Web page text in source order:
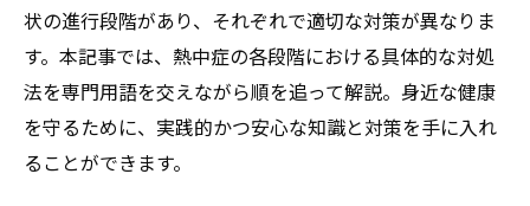
状の進行段階があり、それぞれで適切な対策が異なりま
す。本記事では、熱中症の各段階における具体的な対処
法を専門用語を交えながら順を追って解説。身近な健康
を守るために、実践的かつ安心な知識と対策を手に入れ
ることができます。